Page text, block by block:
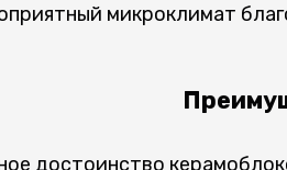
микроклимат
достоинство